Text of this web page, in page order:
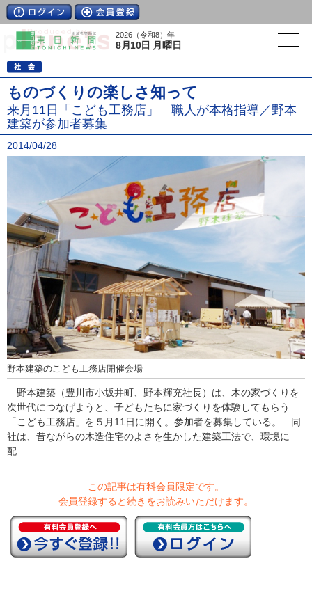
2026（令和8）年
8月10日 月曜日
ものづくりの楽しさ知って
来月11日「こども工務店」 職人が本格指導／野本
建築が参加者募集
2014/04/28
野本建築のこども工務店開催会場
野本建築（豊川市小坂井町、野本輝充社長）は、木の家づくりを
次世代につなげようと、子どもたちに家づくりを体験してもらう
「こども工務店」を５月11日に開く。参加者を募集している。 同
社は、昔ながらの木造住宅のよさを生かした建築工法で、環境に
配...
この記事は有料会員限定です。
会員登録すると続きをお読みいただけます。